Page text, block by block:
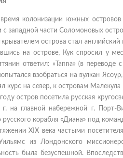
время колонизации южных
западной части Соломоновых
острова стал
на острове, Кук спросил у
ответил: «Tanna» (в
взобраться на вулкан
курс на север, к островам
остров посетила русская
на главной набережной г. Порт-
русского корабля «Диана» под
XIX века частыми
из Лондонского
была безуспешной.